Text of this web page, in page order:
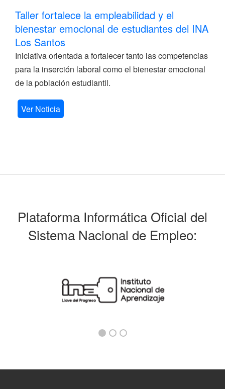
Taller fortalece la empleabilidad y el
bienestar emocional de estudiantes del INA
Los Santos
Iniciativa orientada a fortalecer tanto las competencias
para la inserción laboral como el bienestar emocional
de la población estudiantil.
Ver Noticia
Plataforma Informática Oficial del
Sistema Nacional de Empleo: